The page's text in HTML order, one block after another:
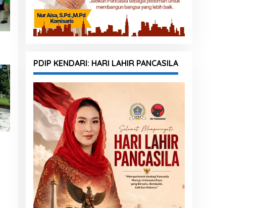
PDIP KENDARI: HARI LAHIR PANCASILA